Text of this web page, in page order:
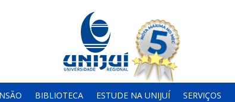
BIBLIOTECA ESTUDE NA UNIJUÍ SERVIÇOS